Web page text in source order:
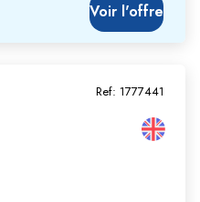
Voir l'offre
Ref: 1777441